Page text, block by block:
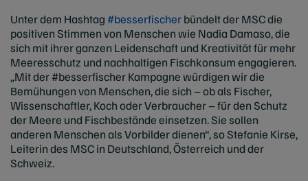
Unter dem Hashtag #besserfischerbündelt der MSC die
positiven Stimmen von Menschen wie Nadia Damaso, die
sich mit ihrer ganzen Leidenschaft und Kreativität für mehr
Meeresschutz und nachhaltigen Fischkonsum engagieren.
„Mit der #besserfischer Kampagne würdigen wir die
Bemühungen von Menschen, die sich – ob als Fischer,
Wissenschaftler, Koch oder Verbraucher – für den Schutz
der Meere und Fischbestände einsetzen. Sie sollen
anderen Menschen als Vorbilder dienen“, so Stefanie Kirse,
Leiterin des MSC in Deutschland, Österreich und der
Schweiz.